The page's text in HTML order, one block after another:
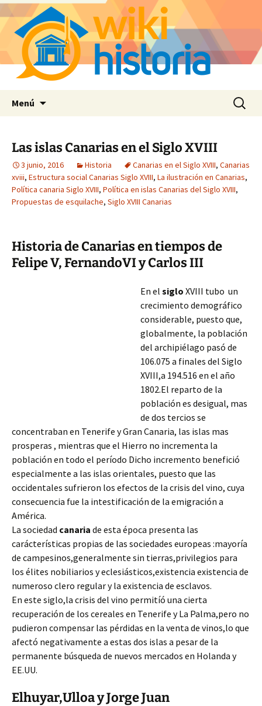
Menú Buscar:
Las islas Canarias en el Siglo XVIII
3 junio, 2016 Historia Canarias en el Siglo XVIII, Canarias
xviii, Estructura social Canarias Siglo XVIII, La ilustración en Canarias,
Política canaria Siglo XVIII, Política en islas Canarias del Siglo XVIII,
Propuestas de esquilache, Siglo XVIII Canarias
Historia de Canarias en tiempos de
Felipe V, FernandoVI y Carlos III
En el siglo XVIII tubo un
crecimiento demográfico
considerable, puesto que,
globalmente, la población
del archipiélago pasó de
106.075 a finales del Siglo
XVIII,a 194.516 en el año
1802.El reparto de la
población es desigual, mas
de dos tercios se
concentraban en Tenerife y Gran Canaria, las islas mas
prosperas , mientras que el Hierro no incrementa la
población en todo el período Dicho incremento benefició
especialmente a las islas orientales, puesto que las
occidentales sufrieron los efectos de la crisis del vino, cuya
consecuencia fue la intestificación de la emigración a
América.
La sociedad canaria de esta época presenta las
carácterísticas propias de las sociedades europeas :mayoría
de campesinos,generalmente sin tierras,privilegios para
los élites nobiliarios y eclesiásticos,existencia existencia de
numeroso clero regular y la existencia de esclavos.
En este siglo,la crisis del vino permitíó una cierta
recuperación de los cereales en Tenerife y La Palma,pero no
pudieron compensar las pérdidas en la venta de vinos,lo que
afectó negativamente a estas dos islas a pesar de la
permanente búsqueda de nuevos mercados en Holanda y
EE.UU.
Elhuyar,Ulloa y Jorge Juan